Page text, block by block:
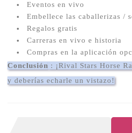
Eventos en vivo
Embellece las caballerizas /
Regalos gratis
Carreras en vivo e historia
Compras en la aplicación
Conclusión : ¡Rival Stars Horse
y deberías echarle un vistazo!